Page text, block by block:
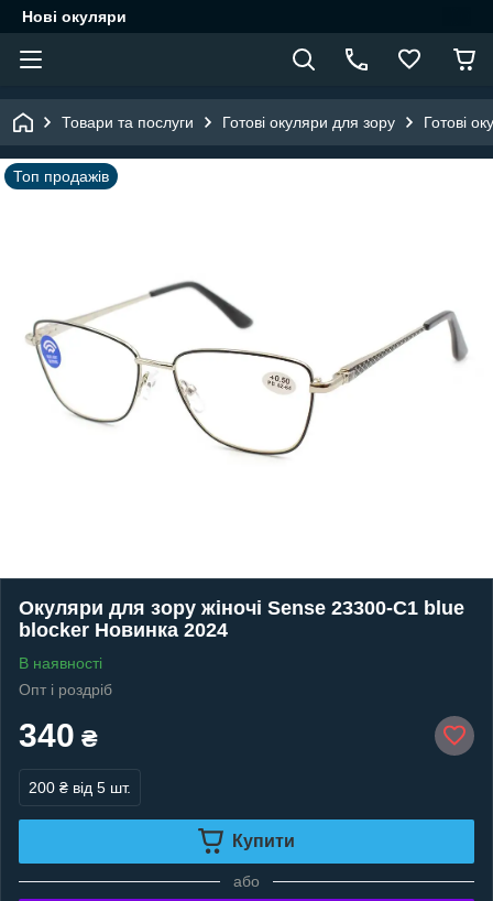
Нові окуляри
Товари та послуги Готові окуляри для зору Готові
Топ продажів
Окуляри для зору жіночі Sense 23300-C1 blue
blocker Новинка 2024
В наявності
Опт і роздріб
340 ₴
200 ₴ від 5 шт.
Купити
або